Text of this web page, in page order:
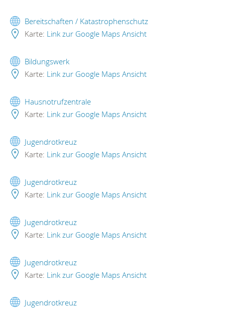
Bereitschaften / Katastrophenschutz
Karte: Link zur Google Maps Ansicht
Bildungswerk
Karte: Link zur Google Maps Ansicht
Hausnotrufzentrale
Karte: Link zur Google Maps Ansicht
Jugendrotkreuz
Karte: Link zur Google Maps Ansicht
Jugendrotkreuz
Karte: Link zur Google Maps Ansicht
Jugendrotkreuz
Karte: Link zur Google Maps Ansicht
Jugendrotkreuz
Karte: Link zur Google Maps Ansicht
Jugendrotkreuz